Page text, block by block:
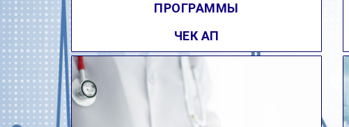
ПРОГРАММЫ
ЧЕК АП